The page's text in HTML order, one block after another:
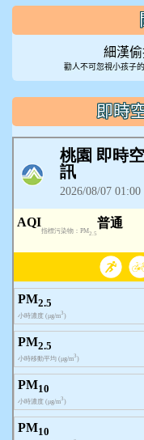
細漢
勸人不可忽視小孩子
即時